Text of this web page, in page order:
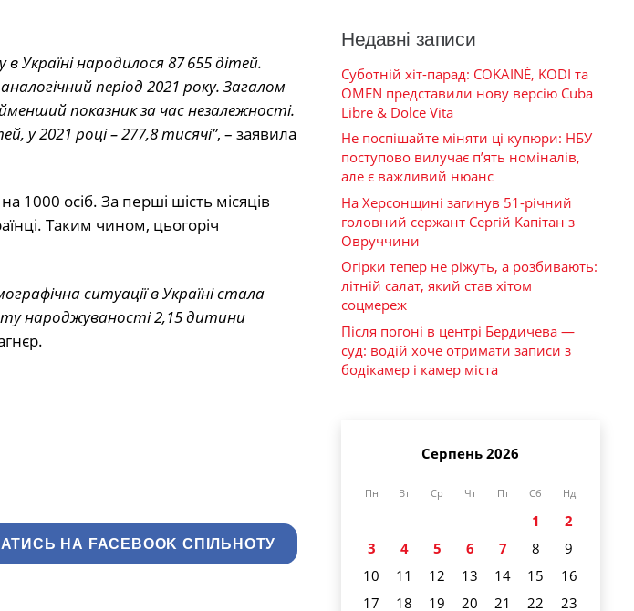
Україні народилося 87 655 дітей.
період 2021 року. Загалом
показник за час незалежності.
у 2021 році – 277,8 тисячі”, – заявила
1000 осіб. За перші шість місяців
Таким чином, цьогоріч
ситуації в Україні стала
народжуваності 2,15 дитини
НА FACEBOOK СПІЛЬНОТУ
Недавні записи
Суботній хіт-парад: COKAINÉ, KODI та
OMEN представили нову версію Cuba
Libre & Dolce Vita
Не поспішайте міняти ці купюри: НБУ
поступово вилучає п’ять номіналів,
але є важливий нюанс
На Херсонщині загинув 51-річний
головний сержант Сергій Капітан з
Овруччини
Огірки тепер не ріжуть, а розбивають:
літній салат, який став хітом
соцмереж
Після погоні в центрі Бердичева —
суд: водій хоче отримати записи з
бодікамер і камер міста
Серпень 2026
Пн Вт Ср Чт Пт Сб Нд
1
2
3
4 5 6 7 8
9
10
11 12 13 14 15
16
17
18 19 20 21 22
23